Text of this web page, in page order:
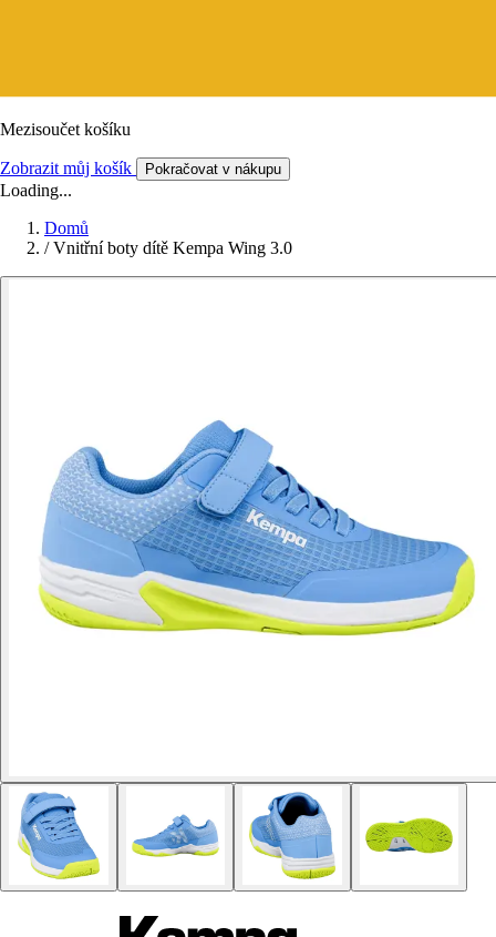
Mezisoučet košíku
Zobrazit můj košík Pokračovat v nákupu
Loading...
Domů
/ Vnitřní boty dítě Kempa Wing 3.0